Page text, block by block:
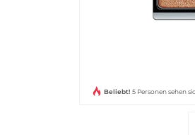
Beliebt! 5 Personen sehen